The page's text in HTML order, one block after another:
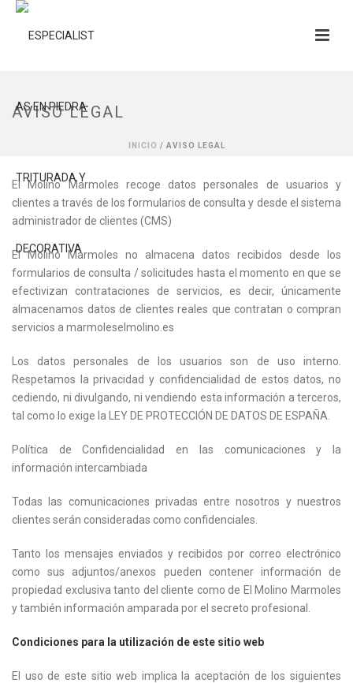
AVISO LEGAL
INICIO / AVISO LEGAL
El Molino Marmoles recoge datos personales de usuarios y
clientes a través de los formularios de consulta y desde el sistema
administrador de clientes (CMS)
El Molino Marmoles no almacena datos recibidos desde los
formularios de consulta / solicitudes hasta el momento en que se
efectivizan contrataciones de servicios, es decir, únicamente
almacenamos datos de clientes reales que contratan o compran
servicios a marmoleselmolino.es
Los datos personales de los usuarios son de uso interno.
Respetamos la privacidad y confidencialidad de estos datos, no
cediendo, ni divulgando, ni vendiendo esta información a terceros,
tal como lo exige la LEY DE PROTECCIÓN DE DATOS DE ESPAÑA.
Política de Confidencialidad en las comunicaciones y la
información intercambiada
Todas las comunicaciones privadas entre nosotros y nuestros
clientes serán consideradas como confidenciales.
Tanto los mensajes enviados y recibidos por correo electrónico
como sus adjuntos/anexos pueden contener información de
propiedad exclusiva tanto del cliente como de El Molino Marmoles
y también información amparada por el secreto profesional.
Condiciones para la utilización de este sitio web
El uso de este sitio web implica la aceptación de los siguientes